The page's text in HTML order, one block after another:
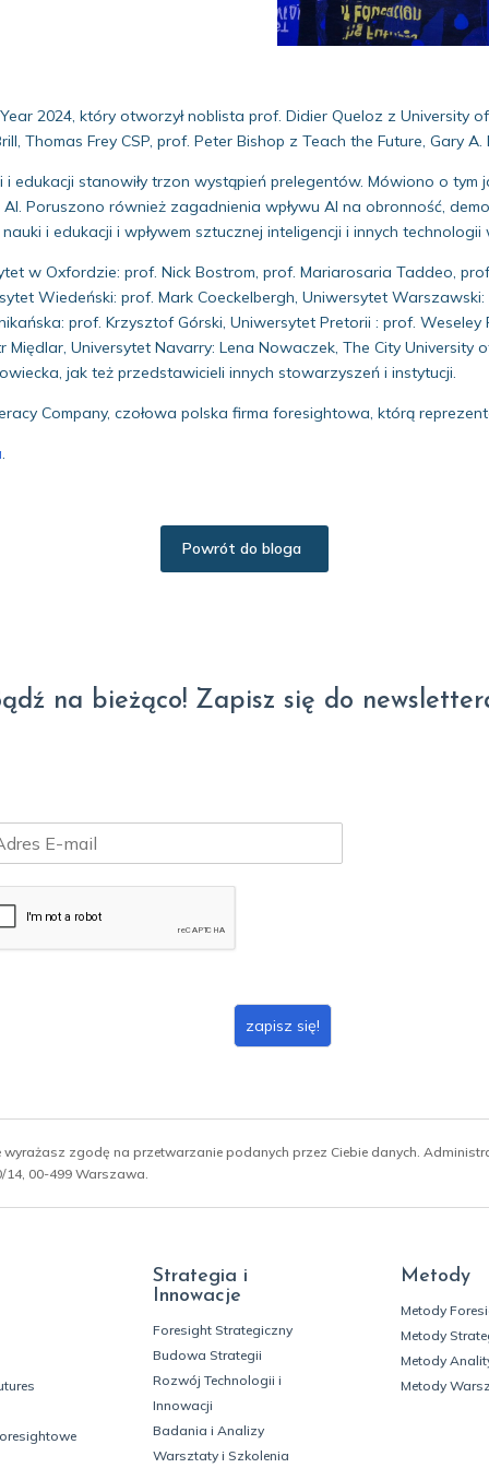
2024, który otworzył noblista prof. Didier Queloz z University
Thomas Frey CSP, prof. Peter Bishop z Teach the Future, Gary
i edukacji stanowiły trzon wystąpień prelegentów. Mówiono o
Poruszono również zagadnienia wpływu AI na obronność,
i edukacji i wpływem sztucznej inteligencji i innych
w Oxfordzie: prof. Nick Bostrom, prof. Mariarosaria Taddeo,
Wiedeński: prof. Mark Coeckelbergh, Uniwersytet
prof. Krzysztof Górski, Uniwersytet Pretorii : prof. Weseley
Międlar, Universytet Navarry: Lena Nowaczek, The City University
jak też przedstawicieli innych stowarzyszeń i instytucji.
Company, czołowa polska firma foresightowa, którą
.
Powrót do bloga
na bieżąco! Zapisz się do
zapisz się!
zgodę na przetwarzanie podanych przez Ciebie danych.
14, 00-499 Warszawa.
Strategia i
Innowacje
Foresight Strategiczny
Budowa Strategii
Rozwój Technologii i
Innowacji
Badania i Analizy
Warsztaty i Szkolenia
Metody
Metody
Metody
Metody
Metody